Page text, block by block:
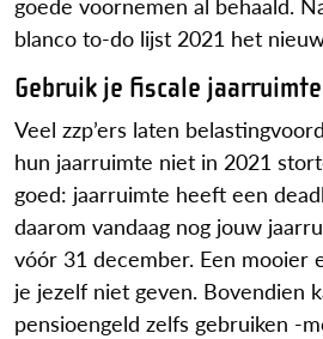
blanco to-do lijst 2021 het
Gebruik je fiscale jaarruimte
Veel zzp’ers laten
hun jaarruimte niet in 2021
goed: jaarruimte heeft een
daarom vandaag nog jouw
vóór 31 december. Een mooier
je jezelf niet geven. Bovendien
pensioengeld zelfs gebruiken -